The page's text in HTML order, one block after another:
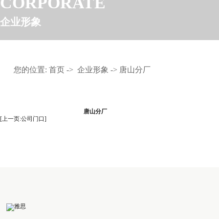
企业形象
您的位置: 首页 -> 企业形象 -> 唐山分厂
唐山分厂
[上一页:公司门口]